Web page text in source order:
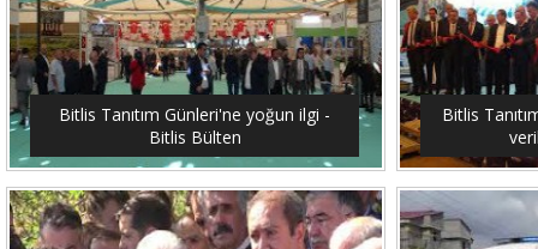
Bitlis Tanıtım Günleri'ne yoğun ilgi -
Bitlis Bülten
Bitlis